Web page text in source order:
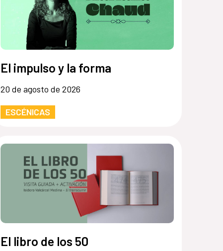
El impulso y la forma
20 de agosto de 2026
ESCÉNICAS
El libro de los 50